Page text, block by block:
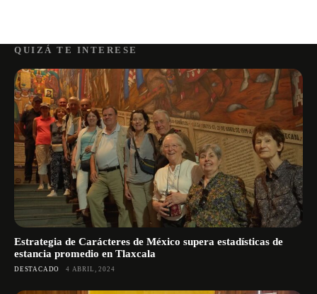
QUIZÁ TE INTERESE
Estrategia de Carácteres de México supera estadísticas de
estancia promedio en Tlaxcala
DESTACADO 4 ABRIL, 2024